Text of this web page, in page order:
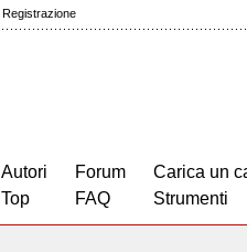
Registrazione
Autori
Top
Forum
FAQ
Carica un
Strumenti